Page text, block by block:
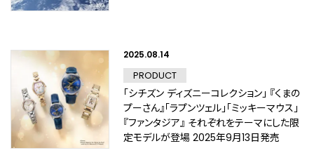
2025.08.14
PRODUCT
「シチズン ディズニーコレクション」 『くまの
プーさん』「ラプンツェル」「ミッキーマウス」
『ファンタジア』 それぞれをテーマにした限
定モデルが登場 2025年9月13日発売